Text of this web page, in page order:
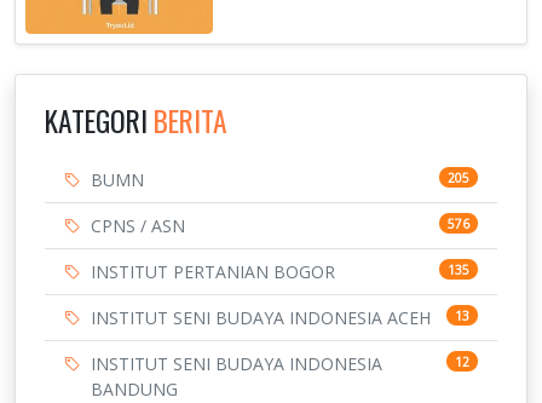
KATEGORI BERITA
BUMN 205
CPNS / ASN 576
INSTITUT PERTANIAN BOGOR 135
INSTITUT SENI BUDAYA INDONESIA ACEH 13
INSTITUT SENI BUDAYA INDONESIA
BANDUNG
12